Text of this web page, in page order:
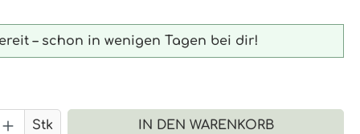
– schon in wenigen Tagen bei dir!
Anzahl: Gib den gewünschten
Stk IN DEN WARENKORB